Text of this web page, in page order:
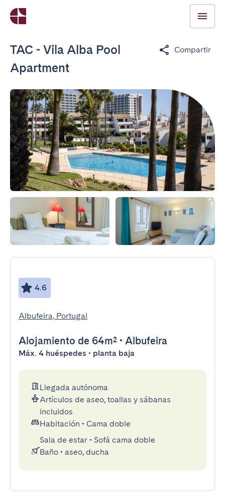
TAC - Vila Alba Pool
Apartment
Compartir
4.6
Albufeira, Portugal
Alojamiento de 64m² • Albufeira
Máx. 4 huéspedes • planta baja
Llegada autónoma
Artículos de aseo, toallas y sábanas
incluidos
Habitación • Cama doble
Sala de estar • Sofá cama doble
Baño • aseo, ducha